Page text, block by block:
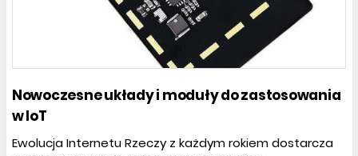
Nowoczesne układy i moduły do zastosowania
w IoT
Ewolucja Internetu Rzeczy z każdym rokiem dostarcza